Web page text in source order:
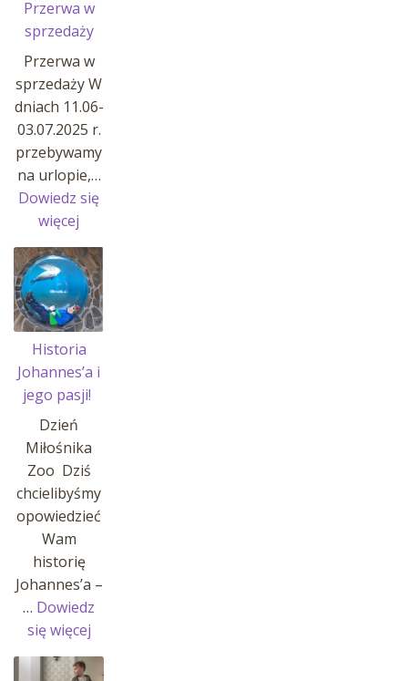
Przerwa w
sprzedaży
Przerwa w
sprzedaży W
dniach 11.06-
03.07.2025 r.
przebywamy
na urlopie,…
Dowiedz się
więcej
Przerwa
w
sprzedaży
Historia
Johannes’a i
jego pasji!
Dzień
Miłośnika
Zoo Dziś
chcielibyśmy
opowiedzieć
Wam
historię
Johannes’a –
… Dowiedz
się więcej:
Historia
Johannes’a